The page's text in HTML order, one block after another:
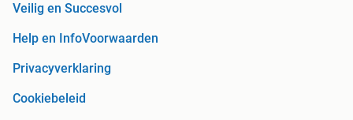
Veilig en Succesvol
Help en InfoVoorwaarden
Privacyverklaring
Cookiebeleid